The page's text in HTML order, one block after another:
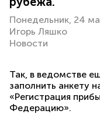
Понедельник, 24
Игорь Ляшко
Новости
Так, в ведомстве
заполнить анкету
«Регистрация
Федерацию».